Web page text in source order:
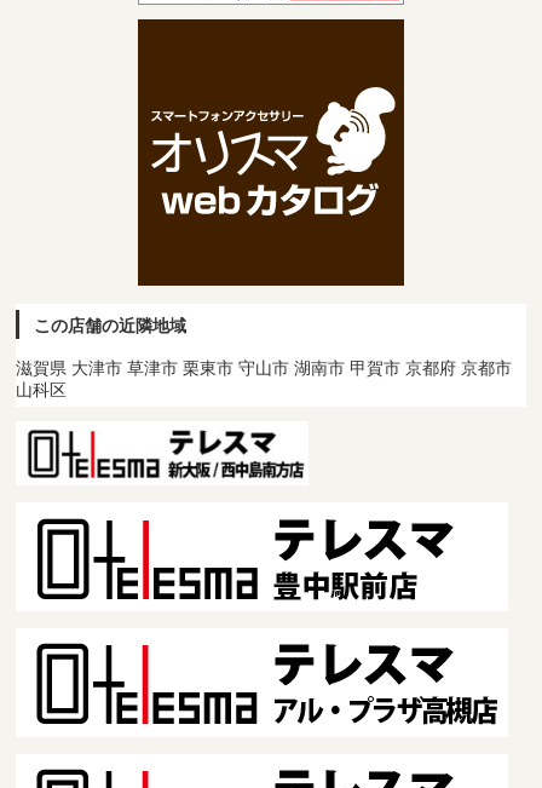
この店舗の近隣地域
滋賀県 大津市 草津市 栗東市 守山市 湖南市 甲賀市 京都府 京都市
山科区